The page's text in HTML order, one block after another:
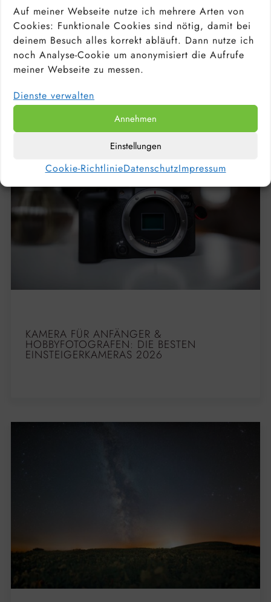
Auf meiner Webseite nutze ich mehrere Arten von
Cookies: Funktionale Cookies sind nötig, damit bei
deinem Besuch alles korrekt abläuft. Dann nutze ich
noch Analyse-Cookie um anonymisiert die Aufrufe
meiner Webseite zu messen.
Dienste verwalten
Annehmen
Einstellungen
Cookie-RichtlinieDatenschutzImpressum
PORTRAITOBJEKTIV: WELCHE OBJEKTIVE
EIGNEN SICH FÜR PORTRAITS? TOP 10 DER
BESTEN FESTBRENNWEITEN
KAMERA FÜR ANFÄNGER &
HOBBYFOTOGRAFEN: DIE BESTEN
EINSTEIGERKAMERAS 2026